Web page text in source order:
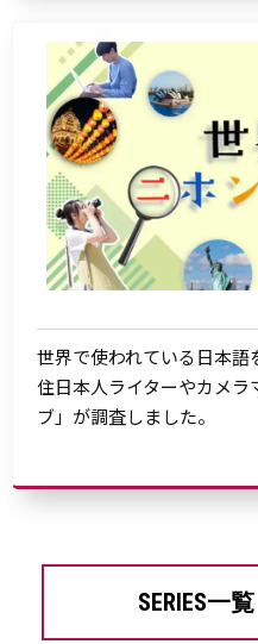
世界で使われている日本
住日本人ライターやカメ
ブ」が調査しました。
SERIES一覧